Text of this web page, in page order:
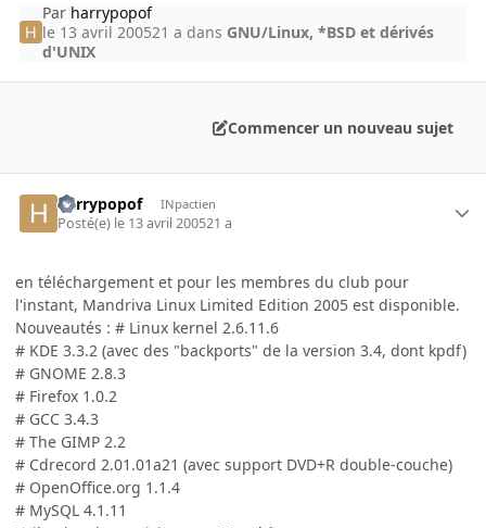
Par harrypopof
le 13 avril 200521 a dans GNU/Linux, *BSD et dérivés
d'UNIX
Commencer un nouveau sujet
harrypopof INpactien
Posté(e) le 13 avril 200521 a
en téléchargement et pour les membres du club pour
l'instant, Mandriva Linux Limited Edition 2005 est disponible.
Nouveautés : # Linux kernel 2.6.11.6
# KDE 3.3.2 (avec des "backports" de la version 3.4, dont kpdf)
# GNOME 2.8.3
# Firefox 1.0.2
# GCC 3.4.3
# The GIMP 2.2
# Cdrecord 2.01.01a21 (avec support DVD+R double-couche)
# OpenOffice.org 1.1.4
# MySQL 4.1.11